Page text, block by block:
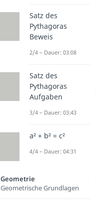
Schritt 3 —
Klammern
3−
(−1)−2= −3
4−
Schritt 4 —
quadrieren:
Schritt 5 —
Wurzel
Satz des
Pythagoras
Beweis
2/4 – Dauer: 03:08
Satz des
Pythagoras
Aufgaben
3/4 – Dauer: 03:43
a² + b² = c²
4/4 – Dauer: 04:31
Geometrie
Geometrische Grundlagen